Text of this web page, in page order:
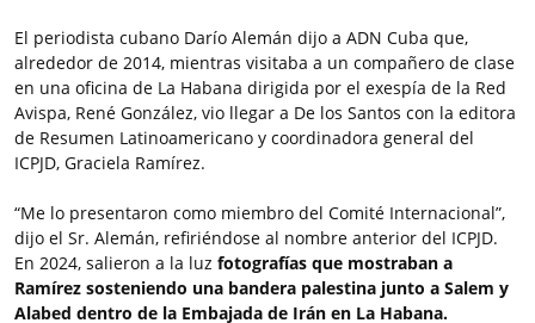
El periodista cubano Darío Alemán dijo a ADN Cuba que,
alrededor de 2014, mientras visitaba a un compañero de clase
en una oficina de La Habana dirigida por el exespía de la Red
Avispa, René González, vio llegar a De los Santos con la editora
de Resumen Latinoamericano y coordinadora general del
ICPJD, Graciela Ramírez.
“Me lo presentaron como miembro del Comité Internacional”,
dijo el Sr. Alemán, refiriéndose al nombre anterior del ICPJD.
En 2024, salieron a la luz fotografías que mostraban a
Ramírez sosteniendo una bandera palestina junto a Salem y
Alabed dentro de la Embajada de Irán en La Habana.